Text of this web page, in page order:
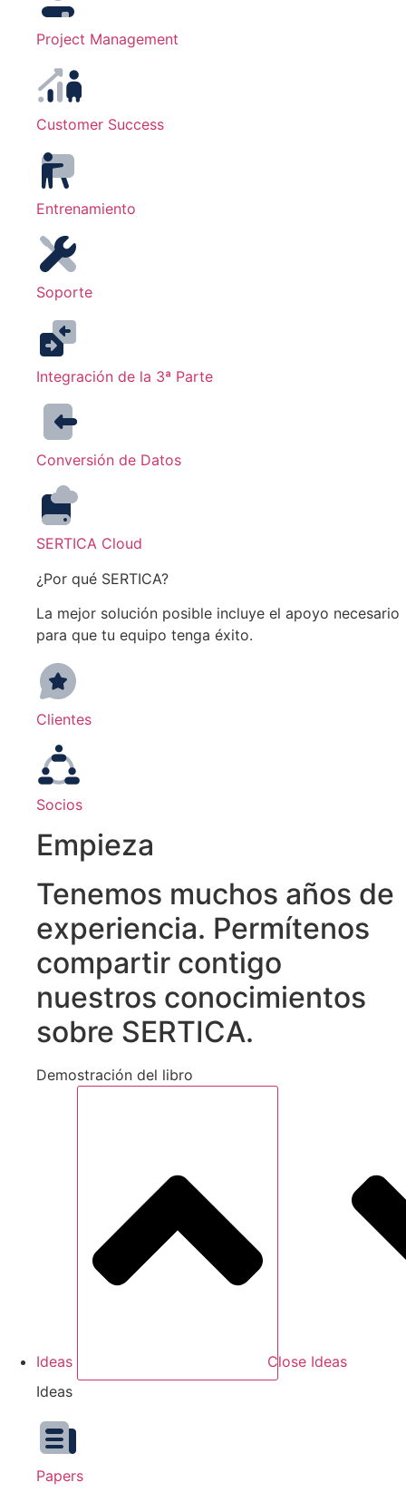
Project Management
Customer Success
Entrenamiento
Soporte
Integración de la 3ª Parte
Conversión de Datos
SERTICA Cloud
¿Por qué SERTICA?
La mejor solución posible incluye el apoyo necesario
para que tu equipo tenga éxito.
Clientes
Socios
Empieza
Tenemos muchos años de
experiencia. Permítenos
compartir contigo
nuestros conocimientos
sobre SERTICA.
Demostración del libro
Ideas
Close Ideas
Ideas
Papers